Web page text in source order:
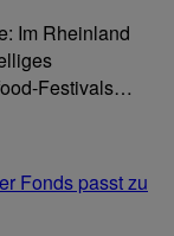
Im Rheinland
Festivals…
Fonds passt zu